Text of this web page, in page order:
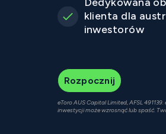
Dedykowana
klienta dla
inwestorów
Rozpocznij
eToro AUS Capital Limited, AFSL
inwestycji może wzrosnąć lub spaść.